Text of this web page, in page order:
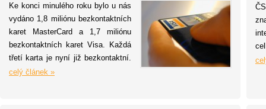
Ke konci minulého roku bylo u nás
vydáno 1,8 miliónu bezkontaktních
karet MasterCard a 1,7 miliónu
bezkontaktních karet Visa. Každá
třetí karta je nyní již bezkontaktní.
V Česku se pomocí
celý článek »